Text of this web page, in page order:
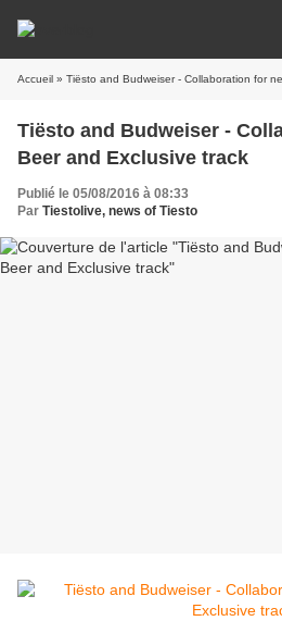
Accueil » Tiësto and Budweiser - Collaboration for
Tiësto and Budweiser -
Beer and Exclusive track
Publié le 05/08/2016 à 08:33
Par Tiestolive, news of Tiesto